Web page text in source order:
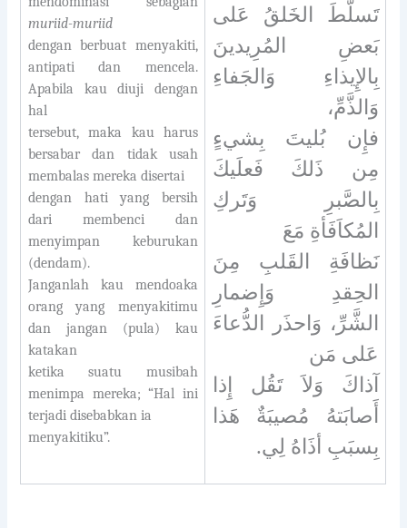
muriid-muriid
dengan berbuat menyakiti,
antipati dan mencela.
Apabila kau diuji dengan
hal
tersebut, maka kau harus
bersabar dan tidak usah
membalas mereka disertai
dengan hati yang bersih
dari membenci dan
menyimpan keburukan
(dendam).
Janganlah kau mendoaka
orang yang menyakitimu
dan jangan (pula) kau
katakan
ketika suatu musibah
menimpa mereka; “Hal ini
terjadi disebabkan ia
menyakitiku”.
تَسلَّطَ الخَلقُ عَلى
بَعضِ المُرِيدينَ
بِالإِيذاءِ وَالجَفاءِ
وَالذَّمِّ،
فإِن بُليتَ بِشيءٍ
مِن ذَلكَ فَعلَيكَ
بِالصَّبرِ وَتَركِ
المُكاَفَأةِ مَعَ
نَظافَةِ القَلبِ مِنَ
الحِقدِ وَإِضمارِ
الشَّرِّ، وَاحذَر الدُّعاءَ
عَلى مَن
آذاكَ وَلاَ تَقُل إِذا
أَصابَتهُ مُصيبَةٌ هَذا
بِسبَبِ أذَاهُ لِي.